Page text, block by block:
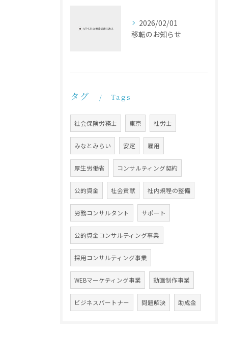
2026/02/01
移転のお知らせ
タグ Tags
社会保険労務士 東京 社労士
みなとみらい 安定 雇用
厚生労働省 コンサルティング契約
公的資金 社会貢献 社内規程の整備
労務コンサルタント サポート
公的資金コンサルティング事業
採用コンサルティング事業
WEBマーケティング事業 動画制作事業
ビジネスパートナー 問題解決 助成金